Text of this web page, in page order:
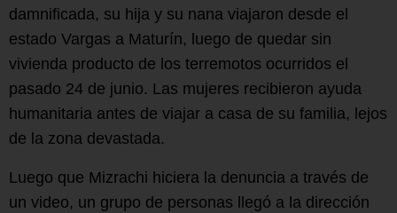
damnificada, su hija y su nana viajaron desde el
estado Vargas a Maturín, luego de quedar sin
vivienda producto de los terremotos ocurridos el
pasado 24 de junio. Las mujeres recibieron ayuda
humanitaria antes de viajar a casa de su familia, lejos
de la zona devastada.
Luego que Mizrachi hiciera la denuncia a través de
un video, un grupo de personas llegó a la dirección